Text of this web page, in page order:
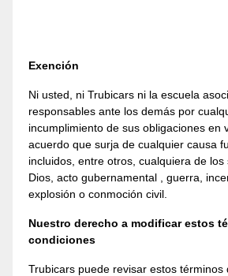
Exención
Ni usted, ni Trubicars ni la escuela
responsables ante los demás por
incumplimiento de sus obligaciones en
acuerdo que surja de cualquier causa
incluidos, entre otros, cualquiera de
Dios, acto gubernamental , guerra,
explosión o conmoción civil.
Nuestro derecho a modificar estos
condiciones
Trubicars puede revisar estos términos